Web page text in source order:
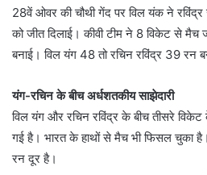
28वें ओवर की चौथी गेंद पर विल यंक ने
को जीत दिलाई। कीवी टीम ने 8 विकेट से
बनाई। विल यंग 48 तो रचिन रविंद्र 39 रन
यंग-रचिन के बीच अर्धशतकीय साझेदारी
विल यंग और रचिन रविंद्र के बीच तीसरे विकेट
गई है। भारत के हाथों से मैच भी फिसल चुका
रन दूर है।